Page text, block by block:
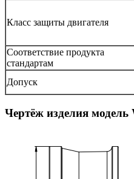
Класс защиты двигателя
Соответствие продукта
стандартам
Допуск
Чертёж изделия модель